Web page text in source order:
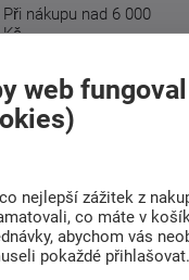
Při nákupu nad 6 000
Kč
která hýčká
nerušený spánek v
web
nejlepší zážitek z
co máte v
abychom vás
pokaždé přihlašovat.